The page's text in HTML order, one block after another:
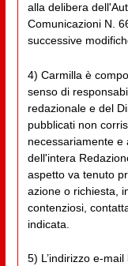
alla delibera
Comunicazioni N.
successive
4) Carmilla è
senso di
redazionale e del
pubblicati non
necessariamente e
dell'intera
aspetto va tenuto
azione o richiesta,
contenziosi,
indicata.
5) L’indirizzo e-